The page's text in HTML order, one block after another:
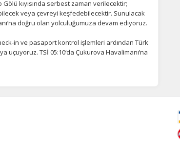
kıyısında serbest zaman verilecektir;
veya çevreyi keşfedebilecektir. Sunulacak
doğru olan yolculuğumuza devam ediyoruz.
in ve pasaport kontrol işlemleri ardından Türk
uçuyoruz. TSİ 05:10‘da Çukurova Havalimanı’na